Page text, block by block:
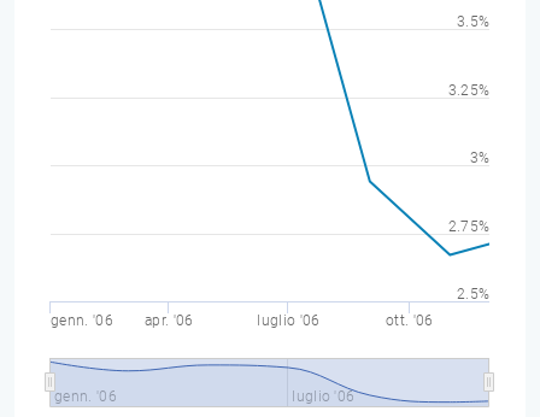
genn. '06 apr. '06 luglio '06 ott. '06
genn. '06 luglio '06
2.5%
2.75%
3%
3.25%
3.5%